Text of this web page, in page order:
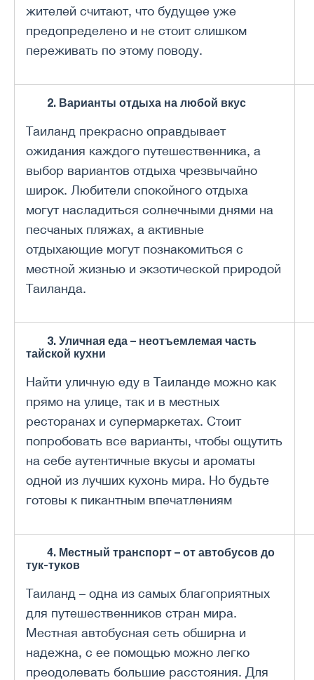
жителей считают, что будущее уже
предопределено и не стоит слишком
переживать по этому поводу.
2. Варианты отдыха на любой вкус
Таиланд прекрасно оправдывает
ожидания каждого путешественника, а
выбор вариантов отдыха чрезвычайно
широк. Любители спокойного отдыха
могут насладиться солнечными днями на
песчаных пляжах, а активные
отдыхающие могут познакомиться с
местной жизнью и экзотической природой
Таиланда.
3. Уличная еда – неотъемлемая часть
тайской кухни
Найти уличную еду в Таиланде можно как
прямо на улице, так и в местных
ресторанах и супермаркетах. Стоит
попробовать все варианты, чтобы ощутить
на себе аутентичные вкусы и ароматы
одной из лучших кухонь мира. Но будьте
готовы к пикантным впечатлениям
4. Местный транспорт – от автобусов до
тук-туков
Таиланд – одна из самых благоприятных
для путешественников стран мира.
Местная автобусная сеть обширна и
надежна, с ее помощью можно легко
преодолевать большие расстояния. Для